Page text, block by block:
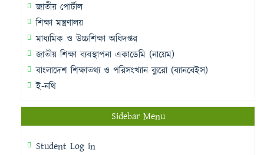
জাতীয় পোর্টাল
শিক্ষা মন্ত্রণালয়
মাধ্যমিক ও উচ্চশিক্ষা অধিদপ্তর
জাতীয় শিক্ষা ব্যবস্থাপনা একাডেমি (নায়েম)
বাংলাদেশ শিক্ষাতথ্য ও পরিসংখ্যান ব্যুরো (ব্যানবেইস)
ই-নথি
Sidebar Menu
Student Log in